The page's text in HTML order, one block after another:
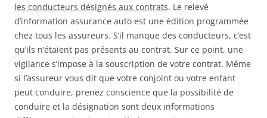
les conducteurs désignés aux contrats. Le relevé
d’information assurance auto est une édition programmée
chez tous les assureurs. S’il manque des conducteurs, c’est
qu’ils n’étaient pas présents au contrat. Sur ce point, une
vigilance s’impose à la souscription de votre contrat. Même
si l’assureur vous dit que votre conjoint ou votre enfant
peut conduire, prenez conscience que la possibilité de
conduire et la désignation sont deux informations